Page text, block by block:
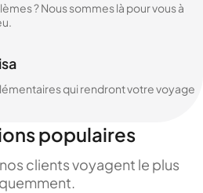
? Nous sommes là pour vous à
qui rendront votre voyage
populaires
clients voyagent le plus